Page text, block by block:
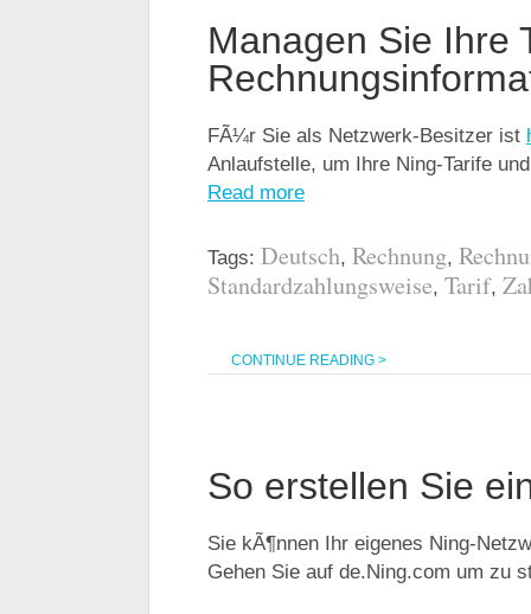
Managen Sie Ihre
FÃ¼r Sie als Netzwerk-Besitzer ist
Anlaufstelle, um Ihre Ning-Tarife
Read more
Tags: Deutsch, Rechnung,
Standardzahlungsweise, Tarif,
CONTINUE READING >
So erstellen Sie
Sie kÃ¶nnen Ihr eigenes Ning-
Gehen Sie auf de.Ning.com um zu